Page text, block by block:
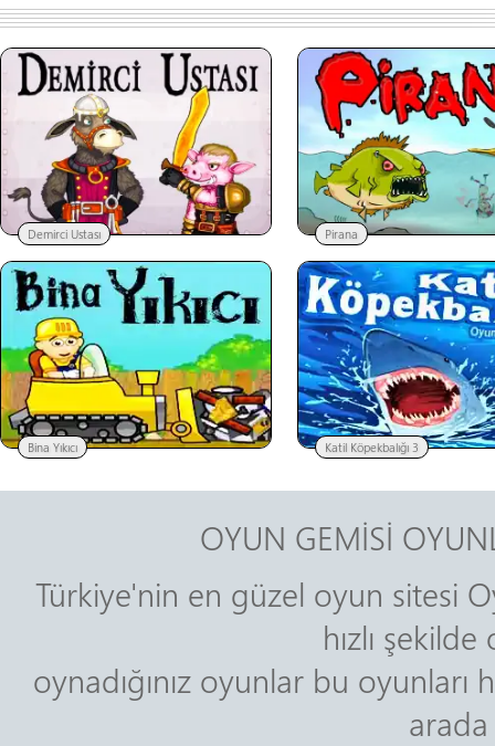
Demirci Ustası Pirana
Bina Yıkıcı Katil Köpekbalığı 3
OYUN GEMİSİ
Türkiye'nin en güzel oyun sitesi
hızlı
oynadığınız oyunlar bu oyunları